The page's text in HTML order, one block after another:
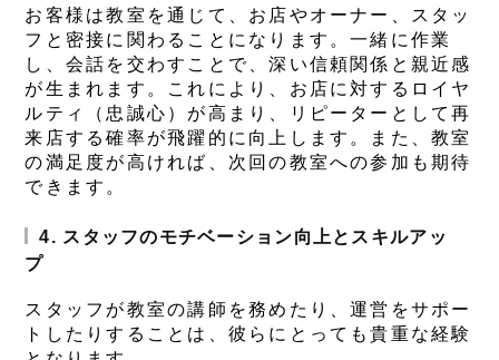
お客様は教室を通じて、お店やオーナー、スタッ
フと密接に関わることになります。一緒に作業
し、会話を交わすことで、深い信頼関係と親近感
が生まれます。これにより、お店に対するロイヤ
ルティ（忠誠心）が高まり、リピーターとして再
来店する確率が飛躍的に向上します。また、教室
の満足度が高ければ、次回の教室への参加も期待
できます。
4. スタッフのモチベーション向上とスキルアッ
プ
スタッフが教室の講師を務めたり、運営をサポー
トしたりすることは、彼らにとっても貴重な経験